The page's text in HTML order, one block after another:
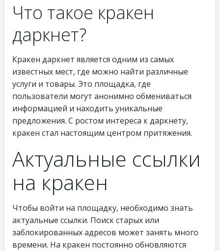
Что такое кракен
даркнет?
Кракен даркнет является одним из самых
известных мест, где можно найти различные
услуги и товары. Это площадка, где
пользователи могут анонимно обмениваться
информацией и находить уникальные
предложения. С ростом интереса к даркнету,
кракен стал настоящим центром притяжения.
Актуальные ссылки
на кракен
Чтобы войти на площадку, необходимо знать
актуальные ссылки. Поиск старых или
заблокированных адресов может занять много
времени. На кракен постоянно обновляются